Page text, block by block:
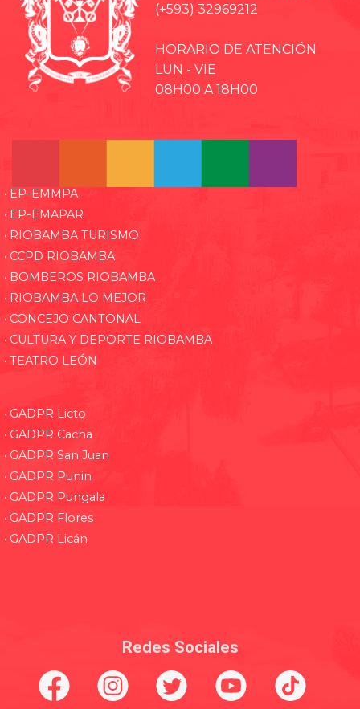
(+593) 32969212
HORARIO DE ATENCIÓN
LUN - VIE
08H00 A 18H00
· EP-EMMPA
· EP-EMAPAR
· RIOBAMBA TURISMO
· CCPD RIOBAMBA
· BOMBEROS RIOBAMBA
· RIOBAMBA LO MEJOR
· CONCEJO CANTONAL
· CULTURA Y DEPORTE RIOBAMBA
· TEATRO LEÓN
· GADPR Licto
· GADPR Cacha
· GADPR San Juan
· GADPR Punin
· GADPR Pungala
· GADPR Flores
· GADPR Licán
Redes Sociales